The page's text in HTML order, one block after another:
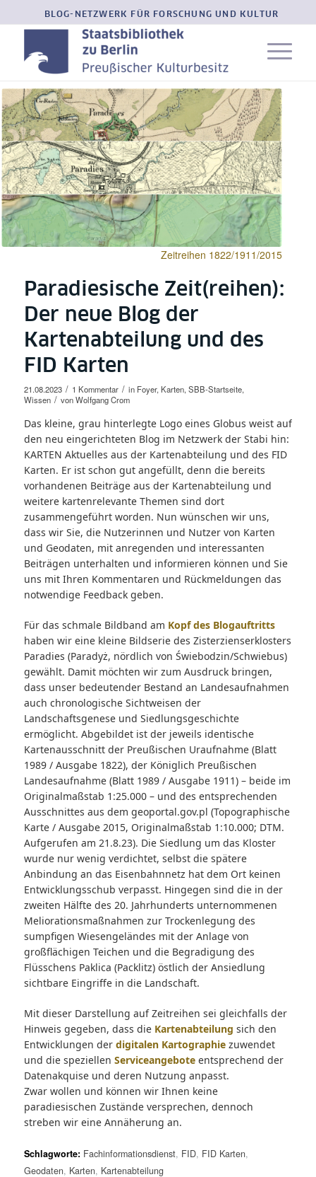
BLOG-NETZWERK FÜR FORSCHUNG UND KULTUR
Zeitreihen 1822/1911/2015
Paradiesische Zeit(reihen):
Der neue Blog der
Kartenabteilung und des
FID Karten
21.08.2023 / 1 Kommentar / in Foyer, Karten, SBB-Startseite,
Wissen / vonWolfgang Crom
Das kleine, grau hinterlegte Logo eines Globus weist auf
den neu eingerichteten Blog im Netzwerk der Stabi hin:
KARTEN Aktuelles aus der Kartenabteilung und des FID
Karten. Er ist schon gut angefüllt, denn die bereits
vorhandenen Beiträge aus der Kartenabteilung und
weitere kartenrelevante Themen sind dort
zusammengeführt worden. Nun wünschen wir uns,
dass wir Sie, die Nutzerinnen und Nutzer von Karten
und Geodaten, mit anregenden und interessanten
Beiträgen unterhalten und informieren können und Sie
uns mit Ihren Kommentaren und Rückmeldungen das
notwendige Feedback geben.
Für das schmale Bildband am Kopf des Blogauftritts
haben wir eine kleine Bildserie des Zisterzienserklosters
Paradies (Paradyż, nördlich von Świebodzin/Schwiebus)
gewählt. Damit möchten wir zum Ausdruck bringen,
dass unser bedeutender Bestand an Landesaufnahmen
auch chronologische Sichtweisen der
Landschaftsgenese und Siedlungsgeschichte
ermöglicht. Abgebildet ist der jeweils identische
Kartenausschnitt der Preußischen Uraufnahme (Blatt
1989 / Ausgabe 1822), der Königlich Preußischen
Landesaufnahme (Blatt 1989 / Ausgabe 1911) – beide im
Originalmaßstab 1:25.000 – und des entsprechenden
Ausschnittes aus dem geoportal.gov.pl (Topographische
Karte / Ausgabe 2015, Originalmaßstab 1:10.000; DTM.
Aufgerufen am 21.8.23). Die Siedlung um das Kloster
wurde nur wenig verdichtet, selbst die spätere
Anbindung an das Eisenbahnnetz hat dem Ort keinen
Entwicklungsschub verpasst. Hingegen sind die in der
zweiten Hälfte des 20. Jahrhunderts unternommenen
Meliorationsmaßnahmen zur Trockenlegung des
sumpfigen Wiesengeländes mit der Anlage von
großflächigen Teichen und die Begradigung des
Flüsschens Paklica (Packlitz) östlich der Ansiedlung
sichtbare Eingriffe in die Landschaft.
Mit dieser Darstellung auf Zeitreihen sei gleichfalls der
Hinweis gegeben, dass die Kartenabteilung sich den
Entwicklungen der digitalen Kartographiezuwendet
und die speziellen Serviceangeboteentsprechend der
Datenakquise und deren Nutzung anpasst.
Zwar wollen und können wir Ihnen keine
paradiesischen Zustände versprechen, dennoch
streben wir eine Annäherung an.
Schlagworte: Fachinformationsdienst, FID, FID Karten,
Geodaten, Karten, Kartenabteilung